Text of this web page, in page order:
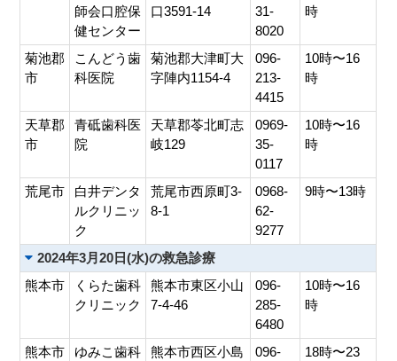
師会口腔保
健センター
口3591-14
31-
8020
時
菊池郡
市
こんどう歯
科医院
菊池郡大津町大
字陣内1154-4
096-
213-
4415
10時〜16
時
天草郡
市
青砥歯科医
院
天草郡苓北町志
岐129
0969-
35-
0117
10時〜16
時
荒尾市
白井デンタ
ルクリニッ
ク
荒尾市西原町3-
8-1
0968-
62-
9277
9時〜13時
2024年3月20日(水)の救急診療
熊本市
くらた歯科
クリニック
熊本市東区小山
7-4-46
096-
285-
6480
10時〜16
時
熊本市
ゆみこ歯科
熊本市西区小島
096-
18時〜23